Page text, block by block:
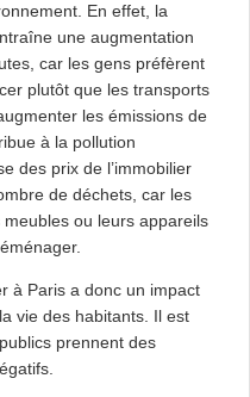
En effet, la
une augmentation
car les gens préfèrent
plutôt que les transports
les émissions de
à la pollution
des prix de l’immobilier
de déchets, car les
ou leurs appareils
à Paris a donc un impact
vie des habitants. Il est
prennent des